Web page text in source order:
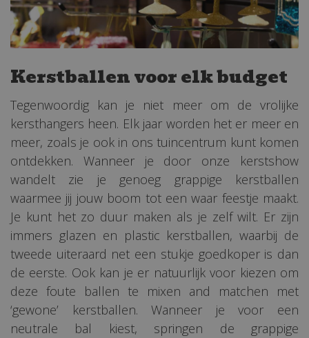
Kerstballen voor elk budget
Tegenwoordig kan je niet meer om de vrolijke
kersthangers heen. Elk jaar worden het er meer en
meer, zoals je ook in ons tuincentrum kunt komen
ontdekken. Wanneer je door onze kerstshow
wandelt zie je genoeg grappige kerstballen
waarmee jij jouw boom tot een waar feestje maakt.
Je kunt het zo duur maken als je zelf wilt. Er zijn
immers glazen en plastic kerstballen, waarbij de
tweede uiteraard net een stukje goedkoper is dan
de eerste. Ook kan je er natuurlijk voor kiezen om
deze foute ballen te mixen and matchen met
‘gewone’ kerstballen. Wanneer je voor een
neutrale bal kiest, springen de grappige